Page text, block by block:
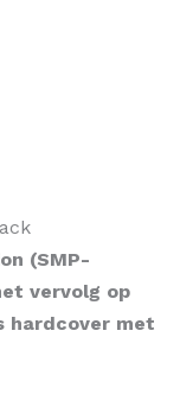
(SMP-
vervolg op
hardcover met